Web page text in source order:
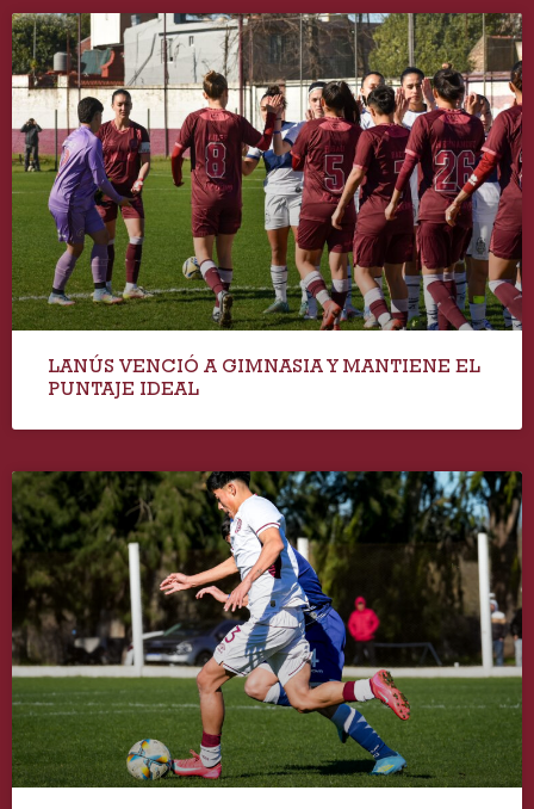
LANÚS VENCIÓ A GIMNASIA Y MANTIENE EL
PUNTAJE IDEAL